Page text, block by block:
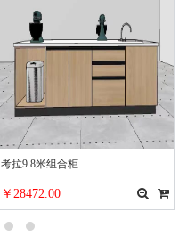
考拉9.8米组合柜
￥28472.00